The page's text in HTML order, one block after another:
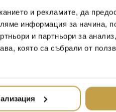
и рекламите, да
информация за начина,
и партньори за
която са събрали от
красив и
ви
Най-